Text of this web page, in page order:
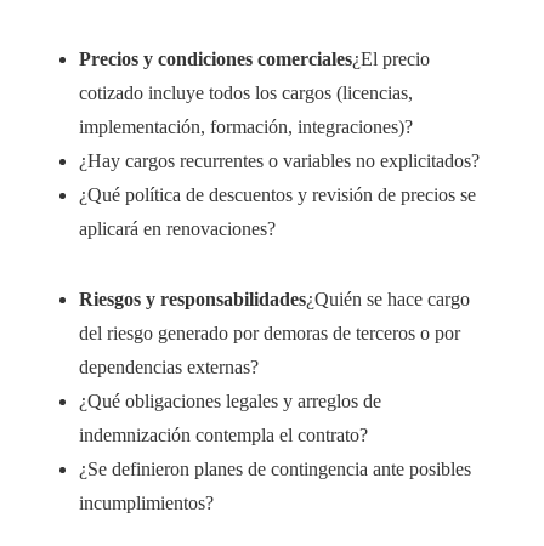
Precios y condiciones comerciales¿El precio
cotizado incluye todos los cargos (licencias,
implementación, formación, integraciones)?
¿Hay cargos recurrentes o variables no explicitados?
¿Qué política de descuentos y revisión de precios se
aplicará en renovaciones?
Riesgos y responsabilidades¿Quién se hace cargo
del riesgo generado por demoras de terceros o por
dependencias externas?
¿Qué obligaciones legales y arreglos de
indemnización contempla el contrato?
¿Se definieron planes de contingencia ante posibles
incumplimientos?